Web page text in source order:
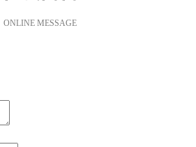
ONLINE MESSAGE